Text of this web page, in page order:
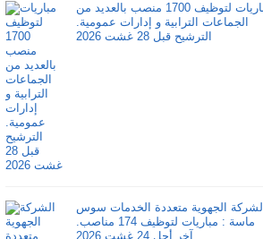
مباريات لتوظيف 1700 منصب بالعديد من
الجماعات الترابية و إدارات عمومية.
الترشيح قبل 28 غشت 2026
الشركة الجهوية متعددة الخدمات سوس
ماسة : مباريات لتوظيف 174 مناصب.
آخر أجل 24 غشت 2026